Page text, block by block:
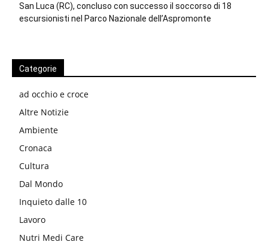
San Luca (RC), concluso con successo il soccorso di 18
escursionisti nel Parco Nazionale dell’Aspromonte
Categorie
ad occhio e croce
Altre Notizie
Ambiente
Cronaca
Cultura
Dal Mondo
Inquieto dalle 10
Lavoro
Nutri Medi Care